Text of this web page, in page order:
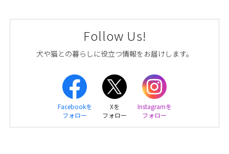
Follow Us!
犬や猫との暮らしに役立つ情報をお届けします。
Facebookを
フォロー
Xを
フォロー
Instagramを
フォロー